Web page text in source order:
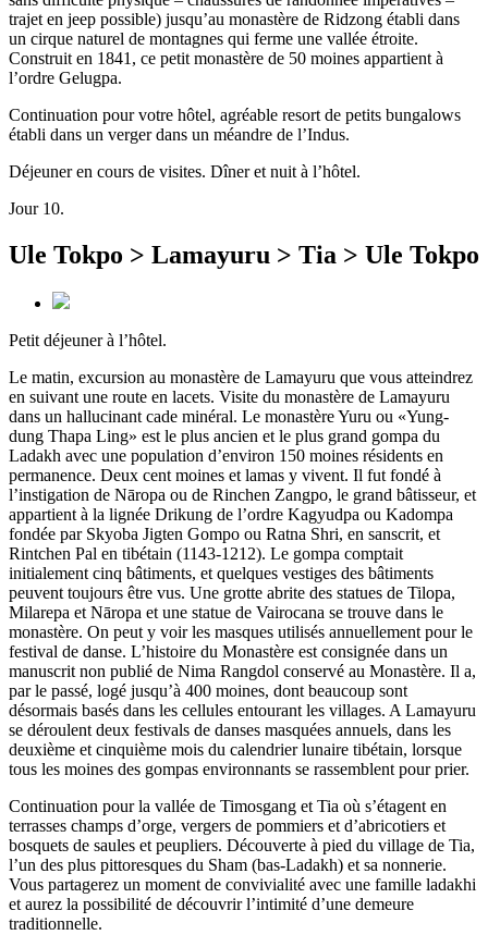
trajet en jeep possible) jusqu’au monastère de Ridzong établi dans
un cirque naturel de montagnes qui ferme une vallée étroite.
Construit en 1841, ce petit monastère de 50 moines appartient à
l’ordre Gelugpa.
Continuation pour votre hôtel, agréable resort de petits bungalows
établi dans un verger dans un méandre de l’Indus.
Déjeuner en cours de visites. Dîner et nuit à l’hôtel.
Jour 10.
Ule Tokpo > Lamayuru > Tia > Ule Tokpo
Petit déjeuner à l’hôtel.
Le matin, excursion au monastère de Lamayuru que vous atteindrez
en suivant une route en lacets. Visite du monastère de Lamayuru
dans un hallucinant cade minéral. Le monastère Yuru ou «Yung-
dung Thapa Ling» est le plus ancien et le plus grand gompa du
Ladakh avec une population d’environ 150 moines résidents en
permanence. Deux cent moines et lamas y vivent. Il fut fondé à
l’instigation de Nāropa ou de Rinchen Zangpo, le grand bâtisseur, et
appartient à la lignée Drikung de l’ordre Kagyudpa ou Kadompa
fondée par Skyoba Jigten Gompo ou Ratna Shri, en sanscrit, et
Rintchen Pal en tibétain (1143-1212). Le gompa comptait
initialement cinq bâtiments, et quelques vestiges des bâtiments
peuvent toujours être vus. Une grotte abrite des statues de Tilopa,
Milarepa et Nāropa et une statue de Vairocana se trouve dans le
monastère. On peut y voir les masques utilisés annuellement pour le
festival de danse. L’histoire du Monastère est consignée dans un
manuscrit non publié de Nima Rangdol conservé au Monastère. Il a,
par le passé, logé jusqu’à 400 moines, dont beaucoup sont
désormais basés dans les cellules entourant les villages. A Lamayuru
se déroulent deux festivals de danses masquées annuels, dans les
deuxième et cinquième mois du calendrier lunaire tibétain, lorsque
tous les moines des gompas environnants se rassemblent pour prier.
Continuation pour la vallée de Timosgang et Tia où s’étagent en
terrasses champs d’orge, vergers de pommiers et d’abricotiers et
bosquets de saules et peupliers. Découverte à pied du village de Tia,
l’un des plus pittoresques du Sham (bas-Ladakh) et sa nonnerie.
Vous partagerez un moment de convivialité avec une famille ladakhi
et aurez la possibilité de découvrir l’intimité d’une demeure
traditionnelle.